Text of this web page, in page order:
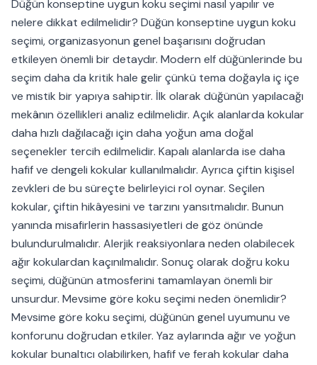
Düğün konseptine uygun koku seçimi nasıl yapılır ve
nelere dikkat edilmelidir? Düğün konseptine uygun koku
seçimi, organizasyonun genel başarısını doğrudan
etkileyen önemli bir detaydır. Modern elf düğünlerinde bu
seçim daha da kritik hale gelir çünkü tema doğayla iç içe
ve mistik bir yapıya sahiptir. İlk olarak düğünün yapılacağı
mekânın özellikleri analiz edilmelidir. Açık alanlarda kokular
daha hızlı dağılacağı için daha yoğun ama doğal
seçenekler tercih edilmelidir. Kapalı alanlarda ise daha
hafif ve dengeli kokular kullanılmalıdır. Ayrıca çiftin kişisel
zevkleri de bu süreçte belirleyici rol oynar. Seçilen
kokular, çiftin hikâyesini ve tarzını yansıtmalıdır. Bunun
yanında misafirlerin hassasiyetleri de göz önünde
bulundurulmalıdır. Alerjik reaksiyonlara neden olabilecek
ağır kokulardan kaçınılmalıdır. Sonuç olarak doğru koku
seçimi, düğünün atmosferini tamamlayan önemli bir
unsurdur. Mevsime göre koku seçimi neden önemlidir?
Mevsime göre koku seçimi, düğünün genel uyumunu ve
konforunu doğrudan etkiler. Yaz aylarında ağır ve yoğun
kokular bunaltıcı olabilirken, hafif ve ferah kokular daha